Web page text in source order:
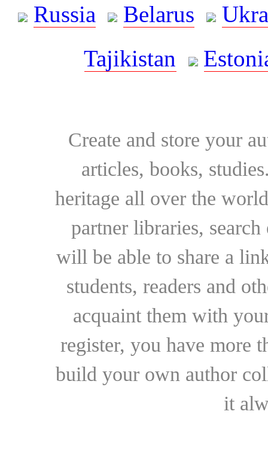
Russia
Belarus
Tajikistan
Create and store your
articles, books,
heritage all over the
partner libraries,
will be able to share a
students, readers and
acquaint them with
register, you have more
build your own author
it